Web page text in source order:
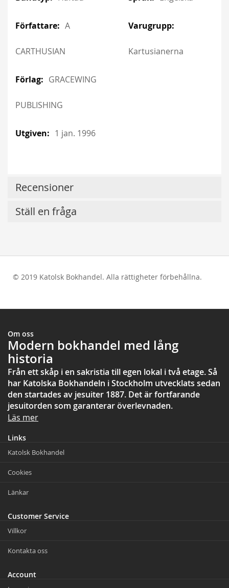
A
CARTHUSIAN
GRACEWING
PUBLISHING
1 jan. 1996
Kartusianerna
Recensioner
Ställ en fråga
© 2019 Katolsk Bokhandel. Alla rättigheter förbehållna.
Om oss
Modern bokhandel med lång
historia
Från ett skåp i en sakristia till egen lokal i två etage. Så
har Katolska Bokhandeln i Stockholm utvecklats sedan
den startades av jesuiter 1887. Det är fortfarande
jesuitorden som garanterar överlevnaden.
Läs mer
Links
Katolsk Bokhandel
Cookies
Länkar
Customer Service
Villkor
Kontakta oss
Account